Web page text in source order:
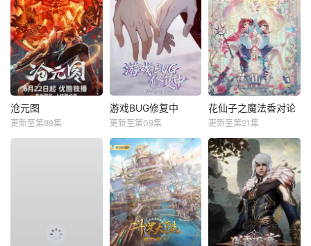
沧元图
更新至第89集
游戏BUG修复中
更新至第09集
花仙子之魔法香对论
更新至第21集